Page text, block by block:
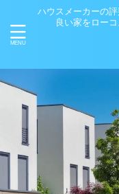
ハウスメーカーの
良い家をロー